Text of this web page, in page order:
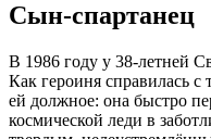
Сын-спартанец
В 1986 году у 38-летней
Как героиня справилась
ей должное: она быстро
космической леди в